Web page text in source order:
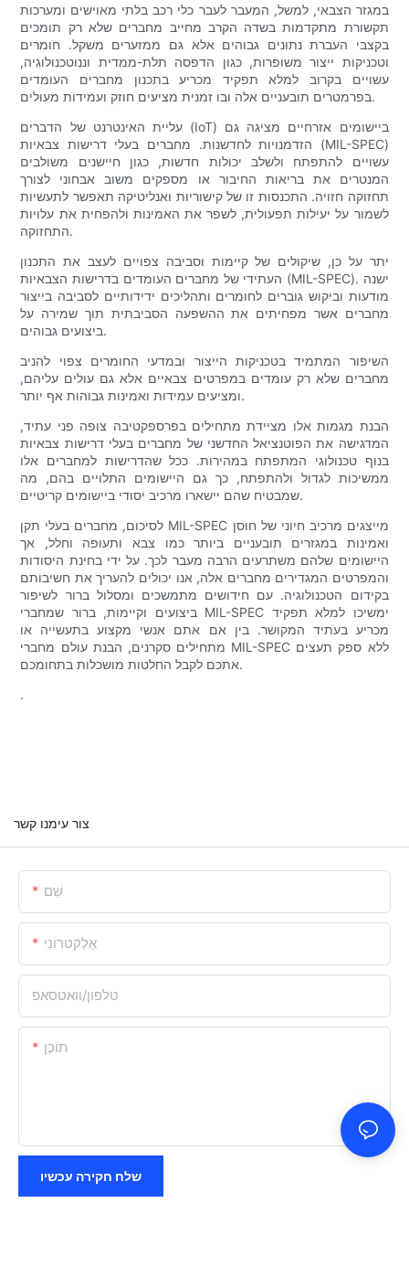
במגזר הצבאי, למשל, המעבר לעבר כלי רכב בלתי מאוישים ומערכות
תקשורת מתקדמות בשדה הקרב מחייב מחברים שלא רק תומכים
בקצבי העברת נתונים גבוהים אלא גם ממזערים משקל. חומרים
וטכניקות ייצור משופרות, כגון הדפסה תלת-ממדית וננוטכנולוגיה,
עשויים בקרוב למלא תפקיד מכריע בתכנון מחברים העומדים
בפרמטרים תובעניים אלה ובו זמנית מציעים חוזק ועמידות מעולים.
עליית האינטרנט של הדברים (IoT) ביישומים אזרחיים מציגה גם
הזדמנויות לחדשנות. מחברים בעלי דרישות צבאיות (MIL-SPEC)
עשויים להתפתח ולשלב יכולות חדשות, כגון חיישנים משולבים
המנטרים את בריאות החיבור או מספקים משוב אבחוני לצורך
תחזוקה חזויה. התכנסות זו של קישוריות ואנליטיקה תאפשר לתעשיות
לשמור על יעילות תפעולית, לשפר את האמינות ולהפחית את עלויות
התחזוקה.
יתר על כן, שיקולים של קיימות וסביבה צפויים לעצב את התכנון
העתידי של מחברים העומדים בדרישות הצבאיות (MIL-SPEC). ישנה
מודעות וביקוש גוברים לחומרים ותהליכים ידידותיים לסביבה בייצור
מחברים אשר מפחיתים את ההשפעה הסביבתית תוך שמירה על
ביצועים גבוהים.
השיפור המתמיד בטכניקות הייצור ובמדעי החומרים צפוי להניב
מחברים שלא רק עומדים במפרטים צבאיים אלא גם עולים עליהם,
ומציעים עמידות ואמינות גבוהות אף יותר.
הבנת מגמות אלו מציידת מתחילים בפרספקטיבה צופה פני עתיד,
המדגישה את הפוטנציאל החדשני של מחברים בעלי דרישות צבאיות
בנוף טכנולוגי המתפתח במהירות. ככל שהדרישות למחברים אלו
ממשיכות לגדול ולהתפתח, כך גם היישומים התלויים בהם, מה
שמבטיח שהם יישארו מרכיב יסודי ביישומים קריטיים.
לסיכום, מחברים בעלי תקן MIL-SPEC מייצגים מרכיב חיוני של חוסן
ואמינות במגזרים תובעניים ביותר כמו צבא ותעופה וחלל, אך
היישומים שלהם משתרעים הרבה מעבר לכך. על ידי בחינת היסודות
והמפרטים המגדירים מחברים אלה, אנו יכולים להעריך את חשיבותם
בקידום הטכנולוגיה. עם חידושים מתמשכים ומסלול ברור לשיפור
ביצועים וקיימות, ברור שמחברי MIL-SPEC ימשיכו למלא תפקיד
מכריע בעתיד המקושר. בין אם אתם אנשי מקצוע בתעשייה או
מתחילים סקרנים, הבנת עולם מחברי MIL-SPEC ללא ספק תעצים
אתכם לקבל החלטות מושכלות בתחומכם.
.
צור עימנו קשר
שֵׁם
אֶלֶקטרוֹנִי
טלפון/וואטסאפ
תוֹכֶן
שלח חקירה עכשיו